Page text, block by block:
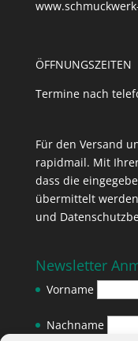
ÖFFNUNGSZEITEN
Termine nach
Für den Versand
rapidmail. Mit
dass die
übermittelt
und
Newsletter
Vorname
Nachname